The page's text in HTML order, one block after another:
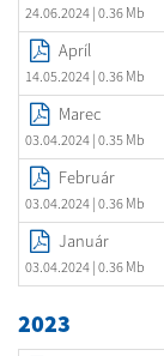
24.06.2024 | 0.36 Mb
Apríl
14.05.2024 | 0.36 Mb
Marec
03.04.2024 | 0.35 Mb
Február
03.04.2024 | 0.36 Mb
Január
03.04.2024 | 0.36 Mb
2023